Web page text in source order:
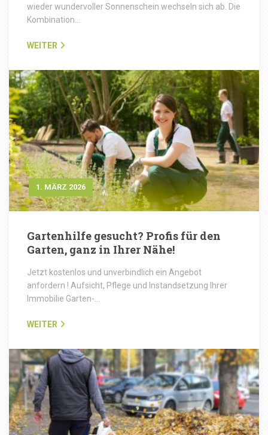
wieder wundervoller Sonnenschein wechseln sich ab. Die
Kombination…
WEITER
1. MÄRZ 2026
Gartenhilfe gesucht? Profis für den
Garten, ganz in Ihrer Nähe!
Jetzt kostenlos und unverbindlich ein Angebot
anfordern ! Aufsicht, Pflege und Instandsetzung Ihrer
Immobilie Garten-…
WEITER